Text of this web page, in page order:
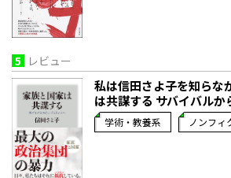
5 レビュー
私は信田さよ子を知らな
は共謀する サバイバルか
学術・教養系 ノンフィ